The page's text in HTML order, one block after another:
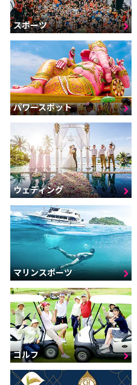
スポーツ
パワースポット
ウェディング
マリンスポーツ
ゴルフ